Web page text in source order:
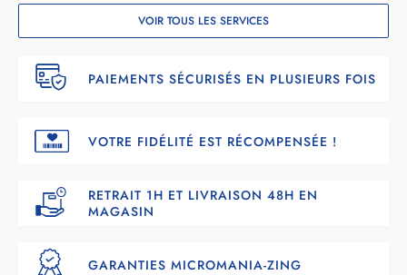
VOIR TOUS LES SERVICES
PAIEMENTS SÉCURISÉS EN PLUSIEURS FOIS
VOTRE FIDÉLITÉ EST RÉCOMPENSÉE !
RETRAIT 1H ET LIVRAISON 48H EN
MAGASIN
GARANTIES MICROMANIA-ZING